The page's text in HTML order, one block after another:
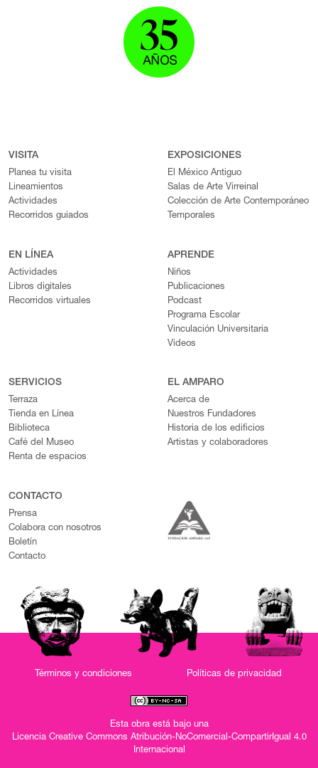
VISITA
Planea tu visita
Lineamientos
Actividades
Recorridos guiados
EXPOSICIONES
El México Antiguo
Salas de Arte Virreinal
Colección de Arte Contemporáneo
Temporales
EN LÍNEA
Actividades
Libros digitales
Recorridos virtuales
APRENDE
Niños
Publicaciones
Podcast
Programa Escolar
Vinculación Universitaria
Videos
SERVICIOS
Terraza
Tienda en Línea
Biblioteca
Café del Museo
Renta de espacios
EL AMPARO
Acerca de
Nuestros Fundadores
Historia de los edificios
Artistas y colaboradores
CONTACTO
Prensa
Colabora con nosotros
Boletín
Contacto
Términos y condiciones Políticas de privacidad
Esta obra está bajo una
Licencia Creative Commons Atribución-NoComercial-CompartirIgual 4.0
Internacional